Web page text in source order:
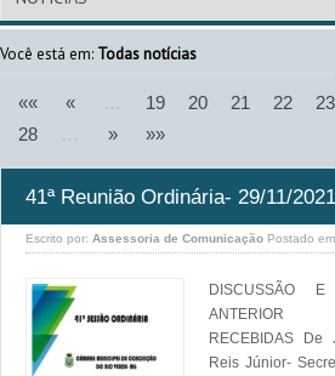
Você está em: Todas notícias
«« « … 19 20 21 22 23
28
… » »»
41ª Reunião Ordinária- 29/11/2021
Escrito por: Assessoria de Comunicação Postado
DISCUSSÃO
ANTERIOR
RECEBIDAS
Reis Júnior-